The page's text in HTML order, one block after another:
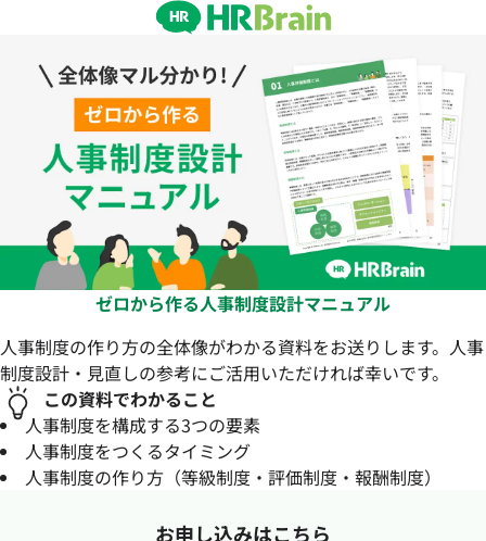
ゼロから作る人事制度設計マニュアル
人事制度の作り方の全体像がわかる資料をお送りします。⼈事
制度設計・⾒直しの参考にご活⽤いただければ幸いです。
この資料でわかること
人事制度を構成する3つの要素
人事制度をつくるタイミング
人事制度の作り方（等級制度・評価制度・報酬制度）
お申し込みはこちら